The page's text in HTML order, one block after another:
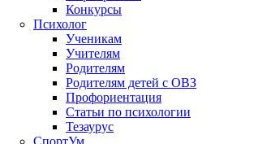
Конкурсы
Психолог
Ученикам
Учителям
Родителям
Родителям детей с ОВЗ
Профориентация
Статьи по психологии
Тезаурус
СпортУм